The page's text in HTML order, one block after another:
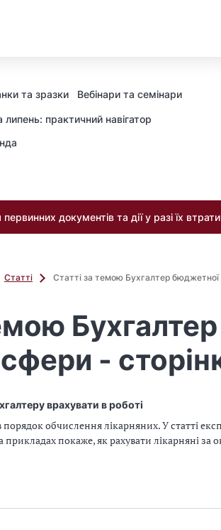
та зразки Вебінари та семінари
липень: практичний навігатор
документів та дії у разі їх
Статті
Статті за темою Бухгалтер
Бухгалтер
-
врахувати в роботі
обчислення лікарняних. У статті
прикладах покаже, як рахувати лікарняні за